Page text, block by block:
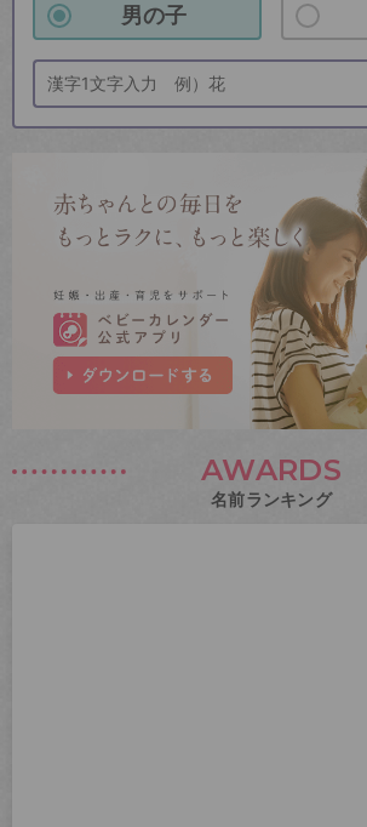
男の子
AWARDS
名前ランキング